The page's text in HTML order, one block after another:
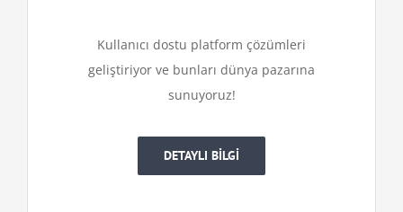
Kullanıcı dostu platform çözümleri
geliştiriyor ve bunları dünya pazarına
sunuyoruz!
DETAYLI BİLGİ